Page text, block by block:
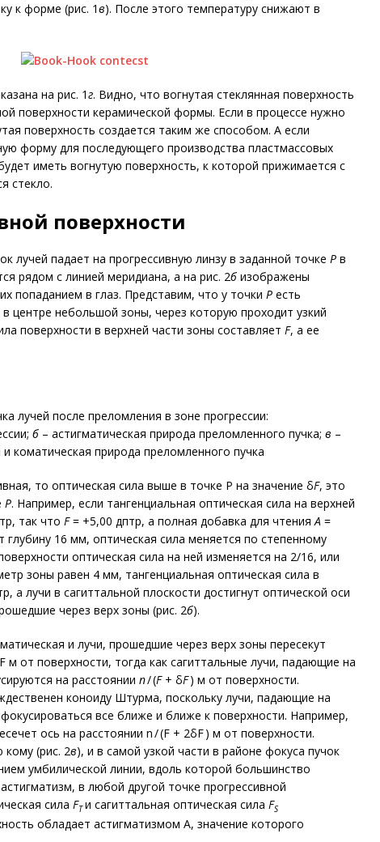
к форме (рис. 1в). После этого температуру снижают в
на рис. 1г. Видно, что вогнутая стеклянная поверхность
поверхности керамической формы. Если в процессе нужно
поверхность создается таким же способом. А если
форму для последующего производства пластмассовых
иметь вогнутую поверхность, к которой прижимается с
стекло.
поверхности
лучей падает на прогрессивную линзу в заданной точке Р в
рядом с линией меридиана, а на рис. 2б изображены
попаданием в глаз. Представим, что у точки Р есть
центре небольшой зоны, через которую проходит узкий
поверхности в верхней части зоны составляет F, а ее
лучей после преломления в зоне прогрессии:
б– астигматическая природа преломленного пучка; в –
и коматическая природа преломленного пучка
то оптическая сила выше в точке Р на значение δF, это
Р. Например, если тангенциальная оптическая сила на верхней
так что F= +5,00 дптр, а полная добавка для чтенияА =
глубину 16 мм, оптическая сила меняется по степенному
оптическая сила на ней изменяется на 2/16, или
зоны равен 4 мм, тангенциальная оптическая сила в
а лучи в сагиттальной плоскости достигнут оптической оси
через верх зоны (рис. 2б).
и лучи, прошедшие через верх зоны пересекут
м от поверхности, тогда как сагиттальные лучи, падающие на
на расстоянии n/ (F+ δF) м от поверхности.
коноиду Штурма, поскольку лучи, падающие на
все ближе и ближе к поверхности. Например,
ось на расстоянии n / (F + 2δF ) м от поверхности.
(рис. 2в), и в самой узкой части в районе фокуса пучок
умбилической линии, вдоль которой большинство
в любой другой точке прогрессивной
сила FT и сагиттальная оптическая сила FS
обладает астигматизмом A, значение которого